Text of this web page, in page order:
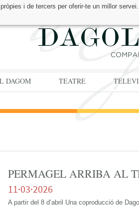
i de tercers per oferir-te un millor
DAGOM TEATRE
PERMAGEL ARRIBA AL
11·03·2026
A partir del 8 d’abril Una coproducció de